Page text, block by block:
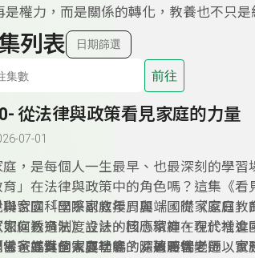
是權力，而是關係的轉化，教養也不只
列表 日期篩選
前往
從法律與政策看見家庭的力量
07-01
庭，是每個人一生最早、也最深刻的學習
育」在法律與政策中的角色嗎？這集《看
與家庭科學系副教授周麗端，從《家庭教
如何透過制度設計，回應家庭在現代社
考家庭對個人與社會的深遠影響。
聯合國「國際家庭年」與「國際家庭日」
家庭教育法》立法的核心精神，在於增
係，並健全家庭功能。隨著時代變遷，家
當爸媽真的需要學嗎？」周麗端老師以實